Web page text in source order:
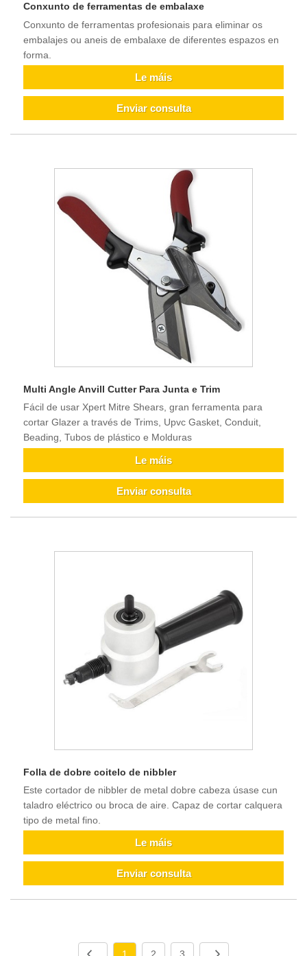
Conxunto de ferramentas de embalaxe
Conxunto de ferramentas profesionais para eliminar os
embalajes ou aneis de embalaxe de diferentes espazos en
forma.
Le máis
Enviar consulta
Multi Angle Anvill Cutter Para Junta e Trim
Fácil de usar Xpert Mitre Shears, gran ferramenta para
cortar Glazer a través de Trims, Upvc Gasket, Conduit,
Beading, Tubos de plástico e Molduras
Le máis
Enviar consulta
Folla de dobre coitelo de nibbler
Este cortador de nibbler de metal dobre cabeza úsase cun
taladro eléctrico ou broca de aire. Capaz de cortar calquera
tipo de metal fino.
Le máis
Enviar consulta